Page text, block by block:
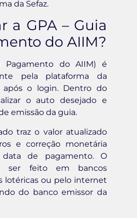
da Sefaz.
a GPA – Guia
do AIIM?
Pagamento do AIIM) é
pela plataforma da
após o login. Dentro do
o auto desejado e
emissão da guia.
traz o valor atualizado
e correção monetária
de pagamento. O
ser feito em bancos
lotéricas ou pelo internet
do banco emissor da